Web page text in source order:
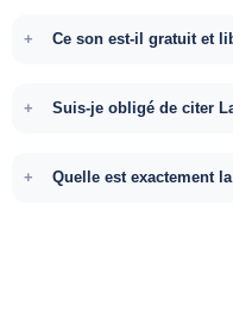
Ce son est-il gratuit et
Suis-je obligé de citer
Quelle est exactement